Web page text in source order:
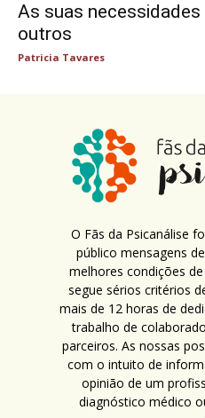
As suas
outros
Patricia Tavares
O Fãs da Psicanálise
público mensagens
melhores condições
segue sérios critérios
mais de 12 horas de
trabalho de
parceiros. As nossas
com o intuito de
opinião de um
diagnóstico médico